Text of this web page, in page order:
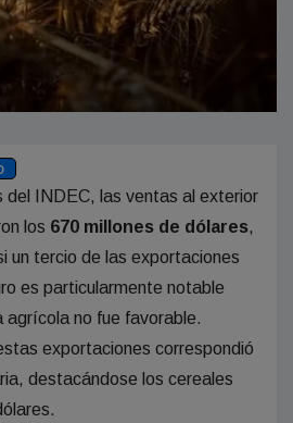
del INDEC, las ventas al exterior
los 670 millones de dólares,
un tercio de las exportaciones
es particularmente notable
agrícola no fue favorable.
exportaciones correspondió
destacándose los cereales